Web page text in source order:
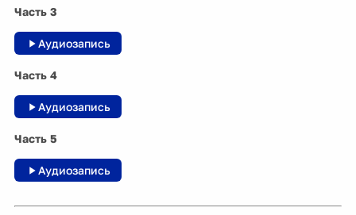
Часть 3
Аудиозапись
Часть 4
Аудиозапись
Часть 5
Аудиозапись